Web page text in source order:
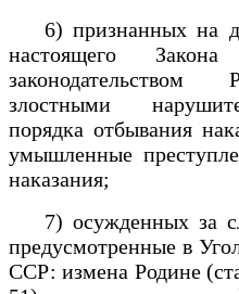
6) признанных на
настоящего
законодательством
злостными
порядка отбывания
умышленные
наказания;
7) осужденных за
предусмотренные в
ССР: измена Родине